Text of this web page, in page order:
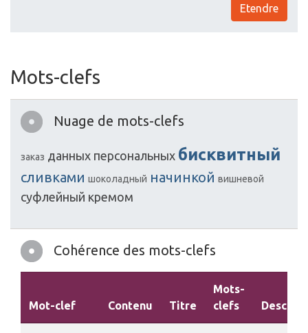
Etendre
Mots-clefs
Nuage de mots-clefs
заказ данных персональных бисквитный
сливками шоколадный начинкой вишневой
суфлейный кремом
Cohérence des mots-clefs
Mot-clef Contenu Titre
Mots-
clefs